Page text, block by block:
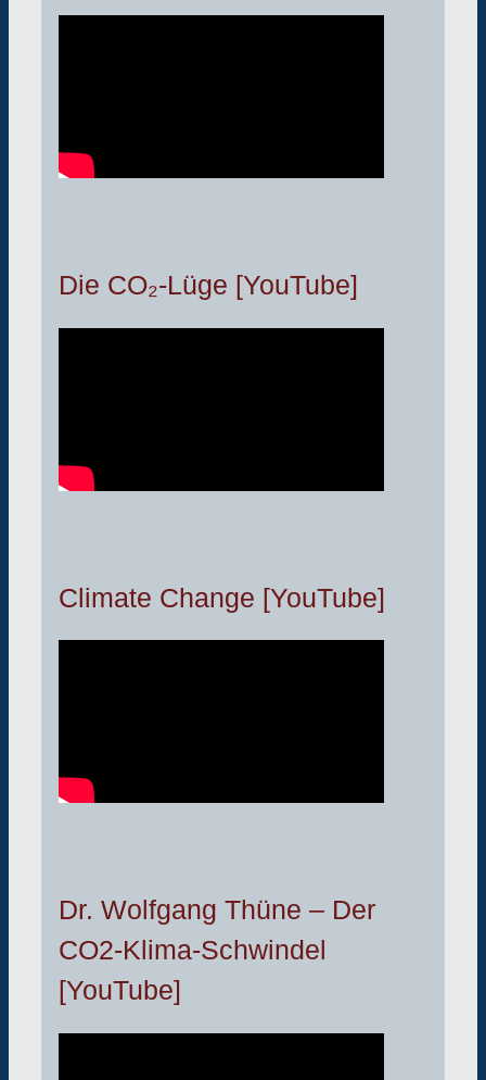
Die CO₂-Lüge [YouTube]
Climate Change [YouTube]
Dr. Wolfgang Thüne – Der
CO2-Klima-Schwindel
[YouTube]